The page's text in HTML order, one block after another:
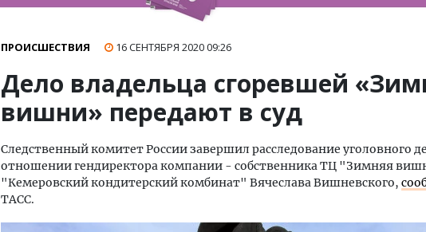
ПРОИСШЕСТВИЯ 16 СЕНТЯБРЯ 202009:26
Дело владельца сгоревшей
вишни» передают в суд
Следственный комитет России завершил расследование уголовного
отношении гендиректора компании - собственника ТЦ "Зимняя
"Кемеровский кондитерский комбинат" Вячеслава Вишневского,
ТАСС.